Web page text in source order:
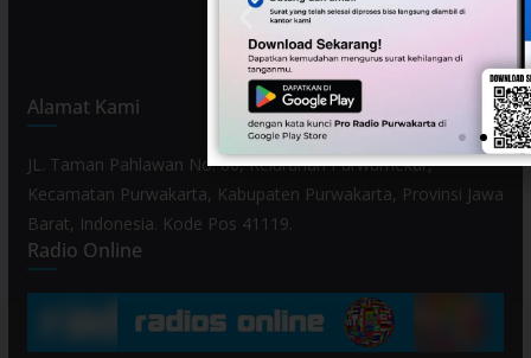
Alamat Kami
JL. Taman Pahlawan No. 80, Kelurahan Purwamekar,
Kecamatan Purwakarta, Kabupaten Purwakarta, Provinsi Jawa
Barat, Indonesia. Kode Pos 41119.
Radio Online